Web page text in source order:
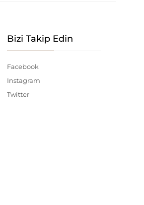
Bizi Takip Edin
Facebook
Instagram
Twitter